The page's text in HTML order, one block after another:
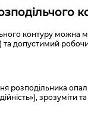
контуру можна
та допустимий
розподільника
зрозуміти